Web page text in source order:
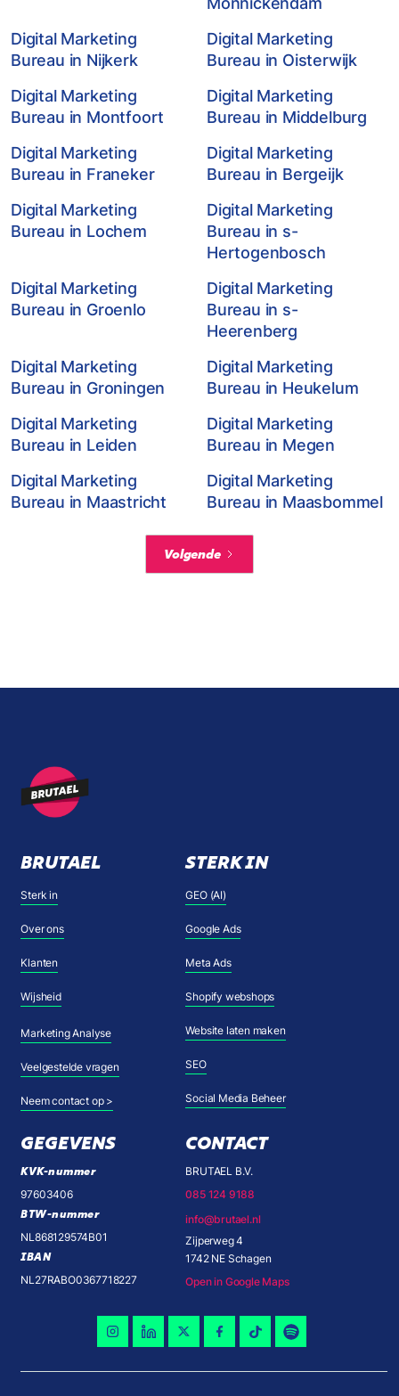
Digital Marketing
Bureau in Nijkerk
Digital Marketing
Bureau in Oisterwijk
Digital Marketing
Bureau in Montfoort
Digital Marketing
Bureau in Middelburg
Digital Marketing
Bureau in Franeker
Digital Marketing
Bureau in Bergeijk
Digital Marketing
Bureau in Lochem
Digital Marketing
Bureau in s-
Hertogenbosch
Digital Marketing
Bureau in Groenlo
Digital Marketing
Bureau in s-
Heerenberg
Digital Marketing
Bureau in Groningen
Digital Marketing
Bureau in Heukelum
Digital Marketing
Bureau in Leiden
Digital Marketing
Bureau in Megen
Digital Marketing
Bureau in Maastricht
Digital Marketing
Bureau in Maasbommel
Volgende
BRUTAEL
Sterk in
Over ons
Klanten
Wijsheid
Marketing Analyse
Veelgestelde vragen
Neem contact op >
STERK IN
GEO (AI)
Google Ads
Meta Ads
Shopify webshops
Website laten maken
SEO
Social Media Beheer
GEGEVENS
KVK-nummer
97603406
BTW-nummer
NL868129574B01
IBAN
NL27RABO0367718227
CONTACT
BRUTAEL B.V.
085 124 9188
info@brutael.nl
Zijperweg 4
1742 NE Schagen
Open in Google Maps